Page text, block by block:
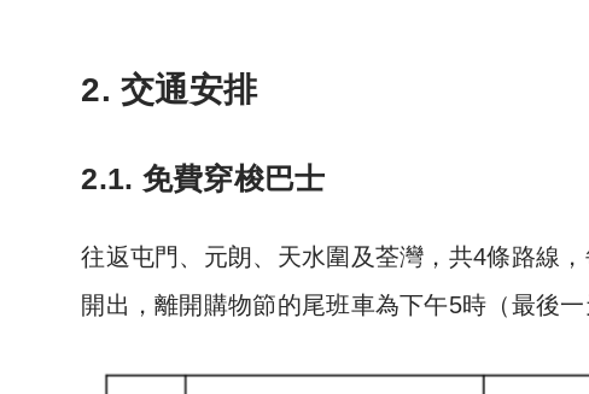
2. 交通安排
2.1. 免費穿梭巴士
往返屯門、元朗、天水圍及荃灣，共4條路線
開出，離開購物節的尾班車為下午5時（最後